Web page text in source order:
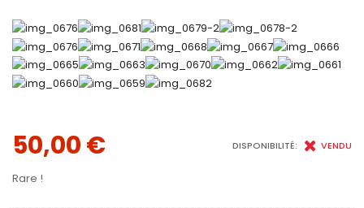
50,00€ DISPONIBILITÉ: VENDU
Rare !